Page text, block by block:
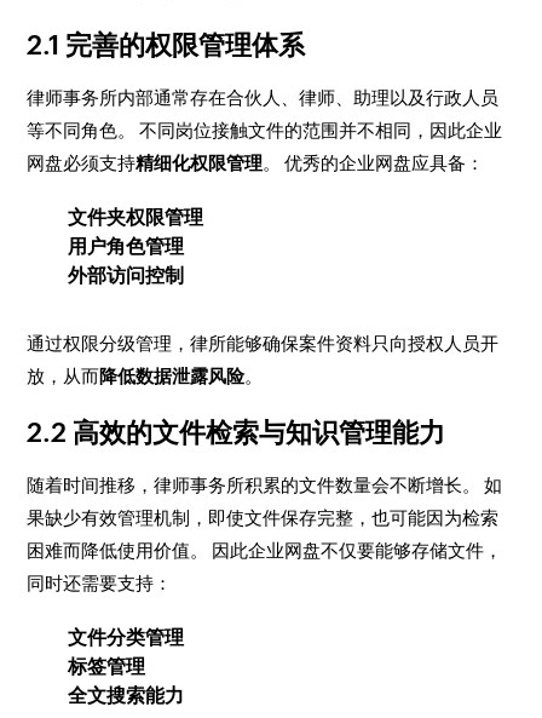
2.1 完善的权限管理体系
律师事务所内部通常存在合伙人、律师、助理以及行政人员
等不同角色。 不同岗位接触文件的范围并不相同，因此企业
网盘必须支持精细化权限管理。 优秀的企业网盘应具备：
文件夹权限管理
用户角色管理
外部访问控制
通过权限分级管理，律所能够确保案件资料只向授权人员开
放，从而降低数据泄露风险。
2.2 高效的文件检索与知识管理能力
随着时间推移，律师事务所积累的文件数量会不断增长。 如
果缺少有效管理机制，即使文件保存完整，也可能因为检索
困难而降低使用价值。 因此企业网盘不仅要能够存储文件，
同时还需要支持：
文件分类管理
标签管理
全文搜索能力